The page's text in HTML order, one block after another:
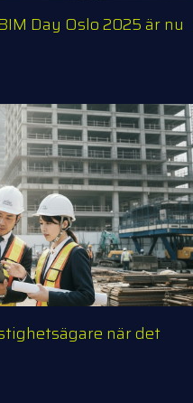
Day Oslo 2025 är nu
när det